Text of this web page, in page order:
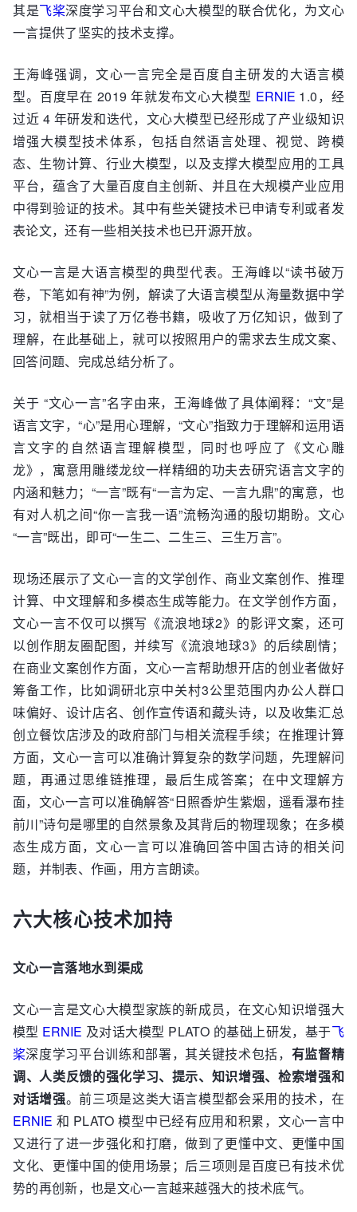
其是飞桨深度学习平台和文心大模型的联合优化，为文心
一言提供了坚实的技术支撑。
王海峰强调，文心一言完全是百度自主研发的大语言模
型。百度早在 2019 年就发布文心大模型 ERNIE 1.0，经
过近 4 年研发和迭代，文心大模型已经形成了产业级知识
增强大模型技术体系，包括自然语言处理、视觉、跨模
态、生物计算、行业大模型，以及支撑大模型应用的工具
平台，蕴含了大量百度自主创新、并且在大规模产业应用
中得到验证的技术。其中有些关键技术已申请专利或者发
表论文，还有一些相关技术也已开源开放。
文心一言是大语言模型的典型代表。王海峰以“读书破万
卷，下笔如有神”为例，解读了大语言模型从海量数据中学
习，就相当于读了万亿卷书籍，吸收了万亿知识，做到了
理解，在此基础上，就可以按照用户的需求去生成文案、
回答问题、完成总结分析了。
关于 “文心一言”名字由来，王海峰做了具体阐释：“文”是
语言文字，“心”是用心理解，“文心”指致力于理解和运用语
言文字的自然语言理解模型，同时也呼应了《文心雕
龙》，寓意用雕缕龙纹一样精细的功夫去研究语言文字的
内涵和魅力；“一言”既有“一言为定、一言九鼎”的寓意，也
有对人机之间“你一言我一语”流畅沟通的殷切期盼。文心
“一言”既出，即可“一生二、二生三、三生万言”。
现场还展示了文心一言的文学创作、商业文案创作、推理
计算、中文理解和多模态生成等能力。在文学创作方面，
文心一言不仅可以撰写《流浪地球2》的影评文案，还可
以创作朋友圈配图，并续写《流浪地球3》的后续剧情；
在商业文案创作方面，文心一言帮助想开店的创业者做好
筹备工作，比如调研北京中关村3公里范围内办公人群口
味偏好、设计店名、创作宣传语和藏头诗，以及收集汇总
创立餐饮店涉及的政府部门与相关流程手续；在推理计算
方面，文心一言可以准确计算复杂的数学问题，先理解问
题，再通过思维链推理，最后生成答案；在中文理解方
面，文心一言可以准确解答“日照香炉生紫烟，遥看瀑布挂
前川”诗句是哪里的自然景象及其背后的物理现象；在多模
态生成方面，文心一言可以准确回答中国古诗的相关问
题，并制表、作画，用方言朗读。
六大核心技术加持
文心一言落地水到渠成
文心一言是文心大模型家族的新成员，在文心知识增强大
模型 ERNIE 及对话大模型 PLATO 的基础上研发，基于飞
桨深度学习平台训练和部署，其关键技术包括， 有监督精
调、人类反馈的强化学习、提示、知识增强、检索增强和
对话增强。前三项是这类大语言模型都会采用的技术，在
ERNIE 和 PLATO 模型中已经有应用和积累，文心一言中
又进行了进一步强化和打磨，做到了更懂中文、更懂中国
文化、更懂中国的使用场景；后三项则是百度已有技术优
势的再创新，也是文心一言越来越强大的技术底气。